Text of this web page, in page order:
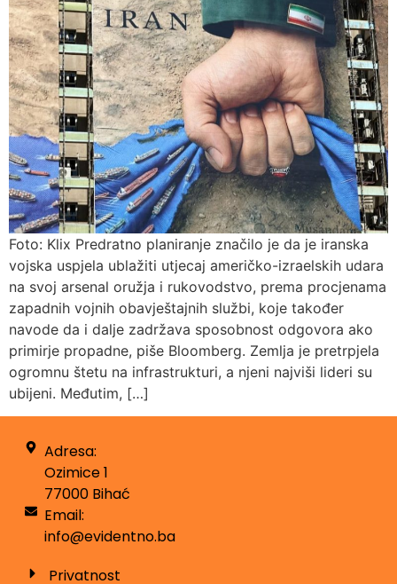
Foto: Klix Predratno planiranje značilo je da je iranska
vojska uspjela ublažiti utjecaj američko-izraelskih udara
na svoj arsenal oružja i rukovodstvo, prema procjenama
zapadnih vojnih obavještajnih službi, koje također
navode da i dalje zadržava sposobnost odgovora ako
primirje propadne, piše Bloomberg. Zemlja je pretrpjela
ogromnu štetu na infrastrukturi, a njeni najviši lideri su
ubijeni. Međutim, […]
Adresa:
Ozimice 1
77000 Bihać
Email:
info@evidentno.ba
Privatnost